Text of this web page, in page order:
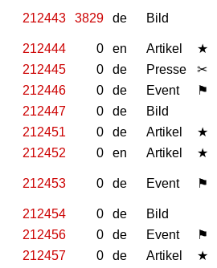
212443 3829 de Bild
212444
0 en Artikel ★
212445
0 de Presse ✂
212446
0 de Event ⚑
212447
0 de Bild
212451
0 de Artikel ★
212452
0 en Artikel ★
212453 0 de Event ⚑
212454
0 de Bild
212456
0 de Event ⚑
212457
0 de Artikel ★